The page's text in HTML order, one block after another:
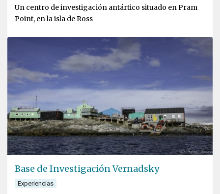
Un centro de investigación antártico situado en Pram
Point, en la isla de Ross
Base de Investigación Vernadsky
Experiencias